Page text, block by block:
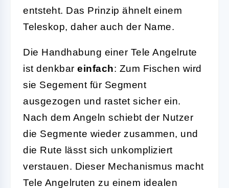
entsteht. Das Prinzip ähnelt einem
Teleskop, daher auch der Name.
Die Handhabung einer Tele Angelrute
ist denkbar einfach: Zum Fischen wird
sie Segement für Segment
ausgezogen und rastet sicher ein.
Nach dem Angeln schiebt der Nutzer
die Segmente wieder zusammen, und
die Rute lässt sich unkompliziert
verstauen. Dieser Mechanismus macht
Tele Angelruten zu einem idealen